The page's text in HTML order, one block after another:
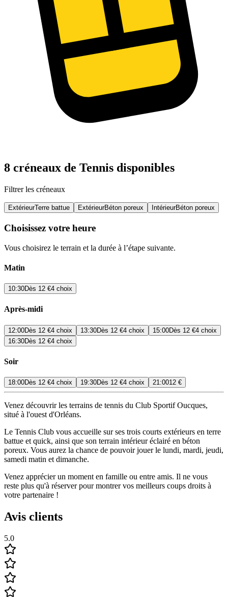
8 créneaux de Tennis disponibles
Filtrer les créneaux
ExtérieurTerre battue ExtérieurBéton poreux IntérieurBéton poreux
Choisissez votre heure
Vous choisirez le terrain et la durée à l’étape suivante.
Matin
10:30Dès 12 €4 choix
Après-midi
12:00Dès 12 €4 choix 13:30Dès 12 €4 choix 15:00Dès 12 €4 choix
16:30Dès 12 €4 choix
Soir
18:00Dès 12 €4 choix 19:30Dès 12 €4 choix 21:0012 €
Venez découvrir les terrains de tennis du Club Sportif Oucques,
situé à l'ouest d'Orléans.
Le Tennis Club vous accueille sur ses trois courts extérieurs en terre
battue et quick, ainsi que son terrain intérieur éclairé en béton
poreux. Vous aurez la chance de pouvoir jouer le lundi, mardi, jeudi,
samedi matin et dimanche.
Venez apprécier un moment en famille ou entre amis. Il ne vous
reste plus qu'à réserver pour montrer vos meilleurs coups droits à
votre partenaire !
Avis clients
5.0